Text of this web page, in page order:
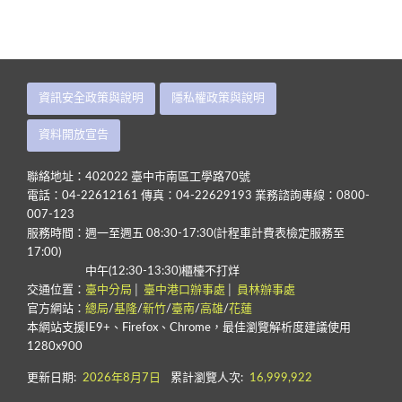
資訊安全政策與說明 隱私權政策與說明
資料開放宣告
聯絡地址：402022 臺中市南區工學路70號
電話：04-22612161 傳真：04-22629193 業務諮詢專線：0800-
007-123
服務時間：週一至週五 08:30-17:30(計程車計費表檢定服務至
17:00)
中午(12:30-13:30)櫃檯不打烊
交通位置： 臺中分局 臺中港口辦事處
員林辦事處
官方網站： 總局/基隆/新竹/臺南/高雄/花蓮
本網站支援IE9+、Firefox、Chrome，最佳瀏覽解析度建議使用
1280x900
更新日期: 2026年8月7日 累計瀏覽人次: 16,999,922